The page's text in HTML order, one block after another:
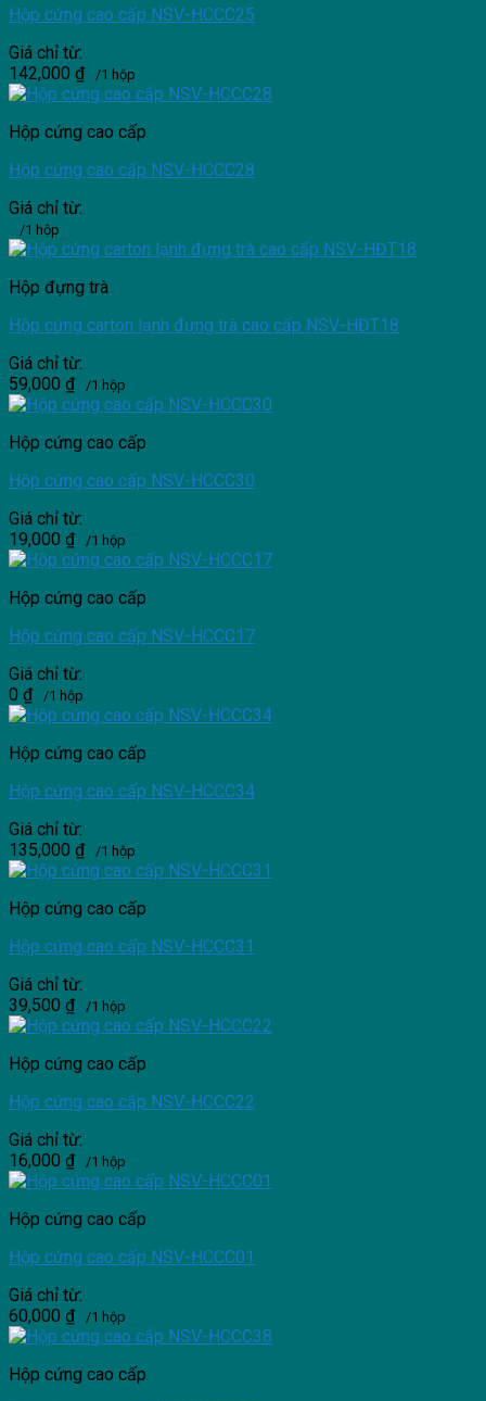
Hộp cứng cao cấp NSV-HCCC25
Giá chỉ từ:
142,000 ₫ /1 hộp
Hộp cứng cao cấp
Hộp cứng cao cấp NSV-HCCC28
Giá chỉ từ:
/1 hộp
Hộp đựng trà
Hộp cứng carton lạnh đựng trà cao cấp NSV-HĐT18
Giá chỉ từ:
59,000 ₫ /1 hộp
Hộp cứng cao cấp
Hộp cứng cao cấp NSV-HCCC30
Giá chỉ từ:
19,000 ₫ /1 hộp
Hộp cứng cao cấp
Hộp cứng cao cấp NSV-HCCC17
Giá chỉ từ:
0 ₫ /1 hộp
Hộp cứng cao cấp
Hộp cứng cao cấp NSV-HCCC34
Giá chỉ từ:
135,000 ₫ /1 hộp
Hộp cứng cao cấp
Hộp cứng cao cấp NSV-HCCC31
Giá chỉ từ:
39,500 ₫ /1 hộp
Hộp cứng cao cấp
Hộp cứng cao cấp NSV-HCCC22
Giá chỉ từ:
16,000 ₫ /1 hộp
Hộp cứng cao cấp
Hộp cứng cao cấp NSV-HCCC01
Giá chỉ từ:
60,000 ₫ /1 hộp
Hộp cứng cao cấp